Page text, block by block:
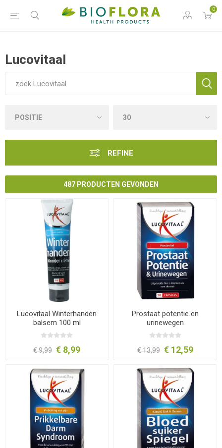
0
Lucovitaal
REFINE
487 PRODUCTEN GEVONDEN
Lucovitaal Winterhanden
balsem 100 ml
€ 9,99 € 8,99
Prostaat potentie en
urinewegen
€ 13,99 € 12,59